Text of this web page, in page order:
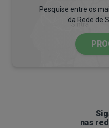
,
produção biológica;
Vegetais com
manteiga, iogurte
Pesquise entre os
da Rede de
nas